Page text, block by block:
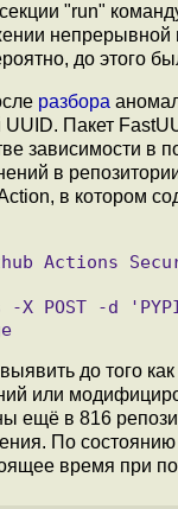
"run"
до этого
разбора
UUID. Пакет
зависимости в
в
в котором
до того
или
ещё в 816
По
время при